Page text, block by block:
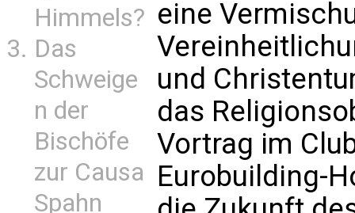
Himmels?
Das
Schweige
n der
Bischöfe
zur Causa
Spahn
eine
und
das
Vortrag im
Eurobuilding-